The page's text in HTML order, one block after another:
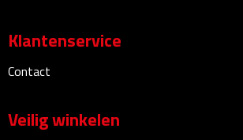
Klantenservice
Contact
Veilig winkelen